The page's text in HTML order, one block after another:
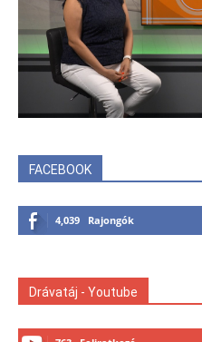
FACEBOOK
4,039 Rajongók
Drávatáj - Youtube